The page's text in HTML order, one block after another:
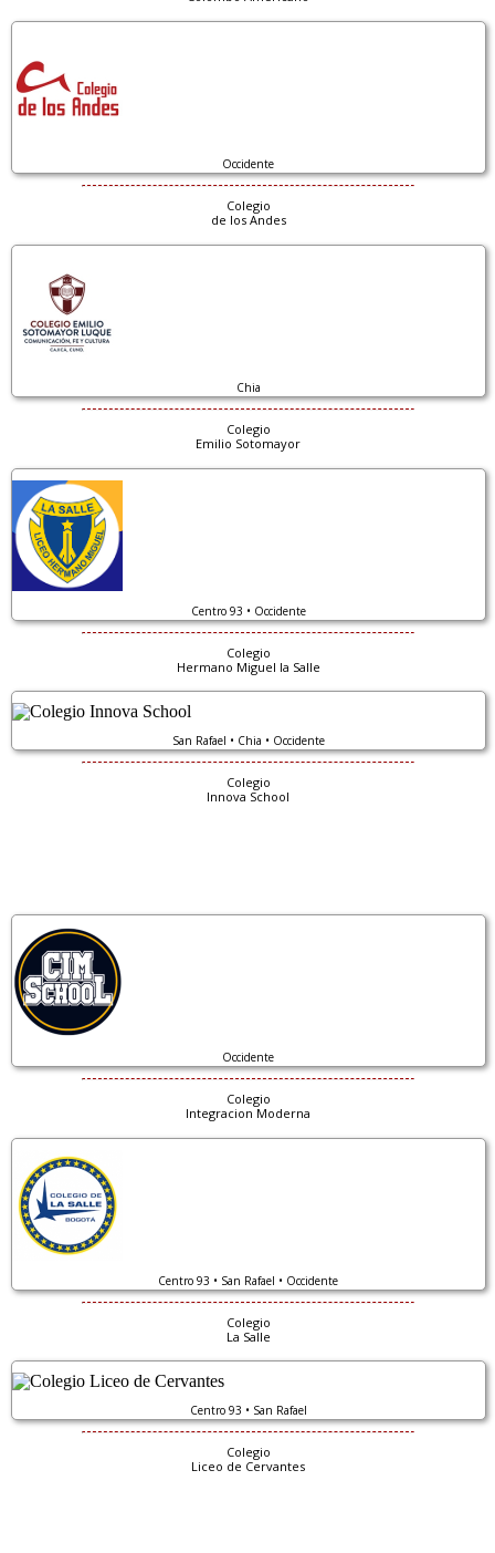
Occidente
Colegio
de los Andes
Chia
Colegio
Emilio Sotomayor
Centro 93 • Occidente
Colegio
Hermano Miguel la Salle
San Rafael • Chia • Occidente
Colegio
Innova School
Occidente
Colegio
Integracion Moderna
Centro 93 • San Rafael • Occidente
Colegio
La Salle
Centro 93 • San Rafael
Colegio
Liceo de Cervantes